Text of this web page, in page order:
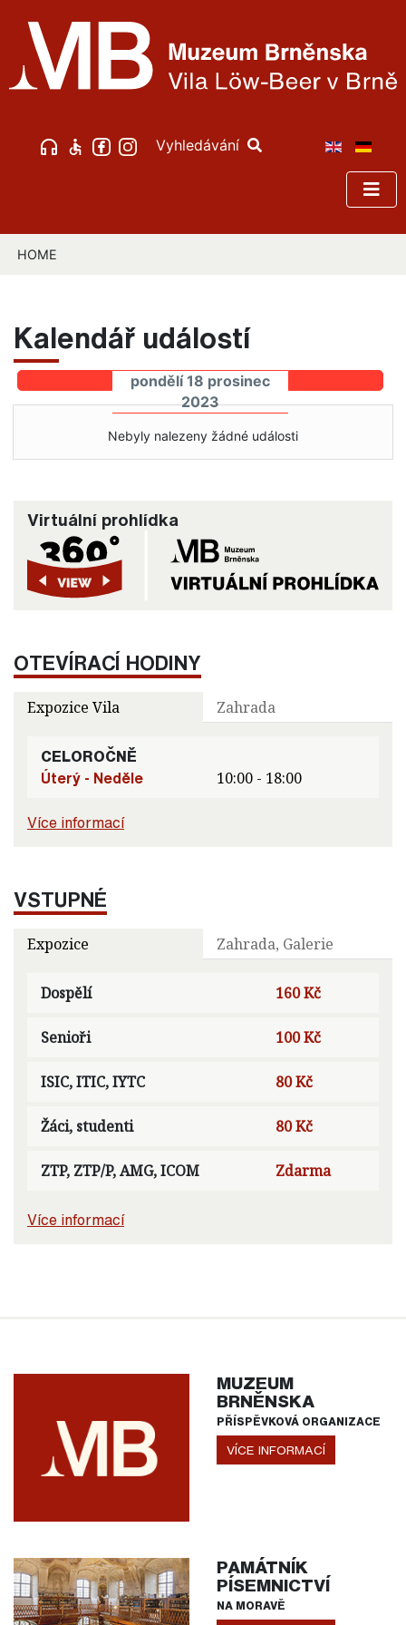
Vyhledávání
HOME
Kalendář událostí
pondělí 18 prosinec
2023
Nebyly nalezeny žádné události
Virtuální prohlídka
OTEVÍRACÍ HODINY
Expozice Vila Zahrada
CELOROČNĚ
Úterý - Neděle
10:00 - 18:00
Více informací
VSTUPNÉ
Expozice Zahrada, Galerie
Dospělí 160 Kč
Senioři 100 Kč
ISIC, ITIC, IYTC 80 Kč
Žáci, studenti 80 Kč
ZTP, ZTP/P, AMG, ICOM Zdarma
Více informací
MUZEUM
BRNĚNSKA
PŘÍSPĚVKOVÁ ORGANIZACE
VÍCE INFORMACÍ
PAMÁTNÍK
PÍSEMNICTVÍ
NA MORAVĚ